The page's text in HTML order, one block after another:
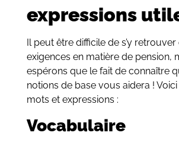
expressions
Il peut être difficile de s’y retrouver
exigences en matière de pension,
espérons que le fait de connaître
notions de base vous aidera !
mots et expressions :
Vocabulaire